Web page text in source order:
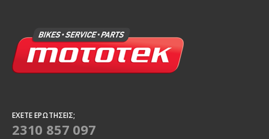
ΈΧΕΤΕ ΕΡΩΤΉΣΕΙΣ;
2310 857 097